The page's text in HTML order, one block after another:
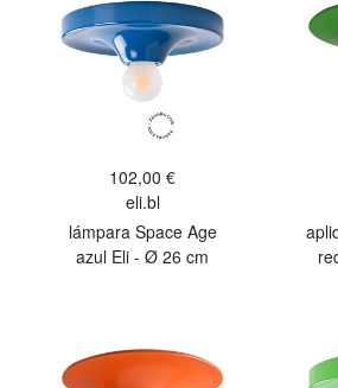
102,00 €
eli.bl
lámpara Space Age
azul Eli - Ø 26 cm